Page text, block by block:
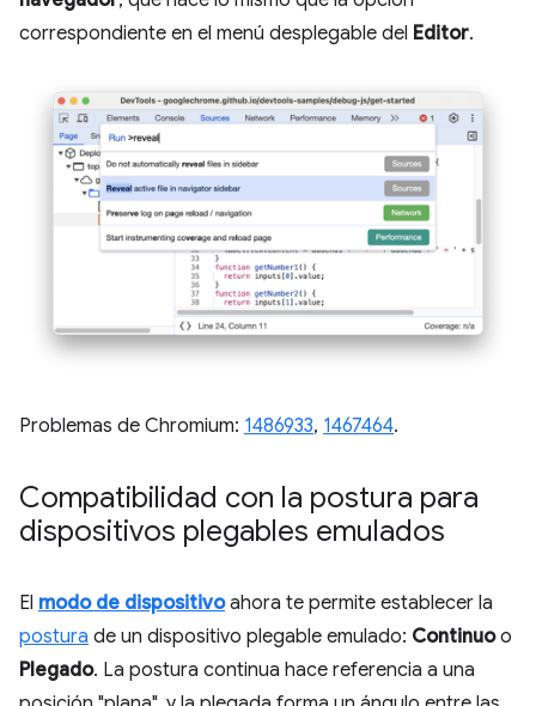
correspondiente en el menú desplegable del Editor.
Problemas de Chromium: 1486933, 1467464.
Compatibilidad con la postura para
dispositivos plegables emulados
El modo de dispositivoahora te permite establecer la
postura de un dispositivo plegable emulado: Continuoo
Plegado. La postura continua hace referencia a una